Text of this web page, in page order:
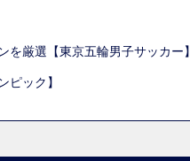
厳選【東京五輪男子サッカー】
ック】